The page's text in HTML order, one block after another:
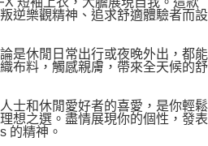
逆樂觀精神、追求舒適體驗者而設
是休閒日常出行或夜晚外出，都能
布料，觸感親膚，帶來全天候的舒
士和休閒愛好者的喜愛，是你輕鬆
想之選。盡情展現你的個性，發表
的精神。